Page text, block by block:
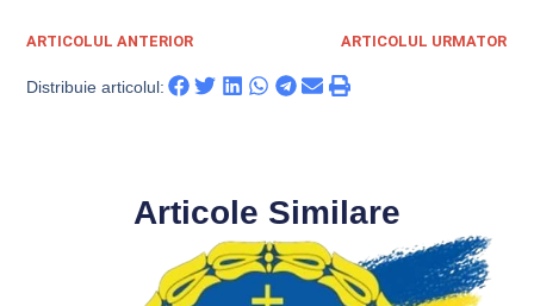
ARTICOLUL ANTERIOR ARTICOLUL URMATOR
Distribuie articolul:
Articole Similare